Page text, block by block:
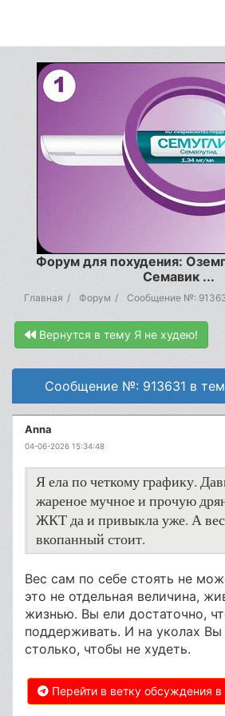
Форум для похудения:
Семавик ...
Главная Форум Сообщение №:
Вернутся в тему Я не худею!
Сообщение №: 913631 в
Anna
04-06-2026 15:34:48
Я ела по четкому графику.
жареное мучное и прочую
ЖКТ да и привыкла уже. А вес
вкопанный стоит.
Вес сам по себе стоять не
это не отдельная величина,
жизнью. Вы ели достаточно,
поддерживать. И на уколах Вы
столько, чтобы не худеть.
Перейти в ветку обсуждения в